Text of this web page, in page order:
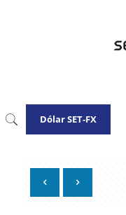
Dólar SET-FX